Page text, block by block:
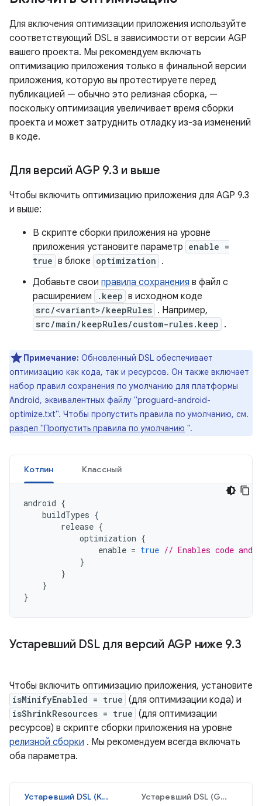
Для включения оптимизации приложения используйте
соответствующий DSL в зависимости от версии AGP
вашего проекта. Мы рекомендуем включать
оптимизацию приложения только в финальной версии
приложения, которую вы протестируете перед
публикацией — обычно это релизная сборка, —
поскольку оптимизация увеличивает время сборки
проекта и может затруднить отладку из-за изменений
в коде.
Для версий AGP 9.3 и выше
Чтобы включить оптимизацию приложения для AGP 9.3
и выше:
В скрипте сборки приложения на уровне
приложения установите параметр enable =
true в блоке optimization .
Добавьте свои правила сохранения в файл с
расширением
.keep в исходном коде
src/<variant>/keepRules . Например,
src/main/keepRules/custom-rules.keep .
Примечание: Обновленный DSL обеспечивает
оптимизацию как кода, так и ресурсов. Он также включает
набор правил сохранения по умолчанию для платформы
Android, эквивалентных файлу "proguard-android-
optimize.txt". Чтобы пропустить правила по умолчанию, см.
раздел "Пропустить правила по умолчанию ".
Котлин Классный
android {
buildTypes {
release {
optimization {
enable = true // Enables code and
}
}
}
}
Устаревший DSL для версий AGP ниже 9.3
Чтобы включить оптимизацию приложения, установите
isMinifyEnabled = true (для оптимизации кода) и
isShrinkResources = true (для оптимизации
ресурсов) в скрипте сборки приложения на уровне
релизной сборки . Мы рекомендуем всегда включать
оба параметра.
Устаревший DSL (Kotlin) Устаревший DSL (Groovy)